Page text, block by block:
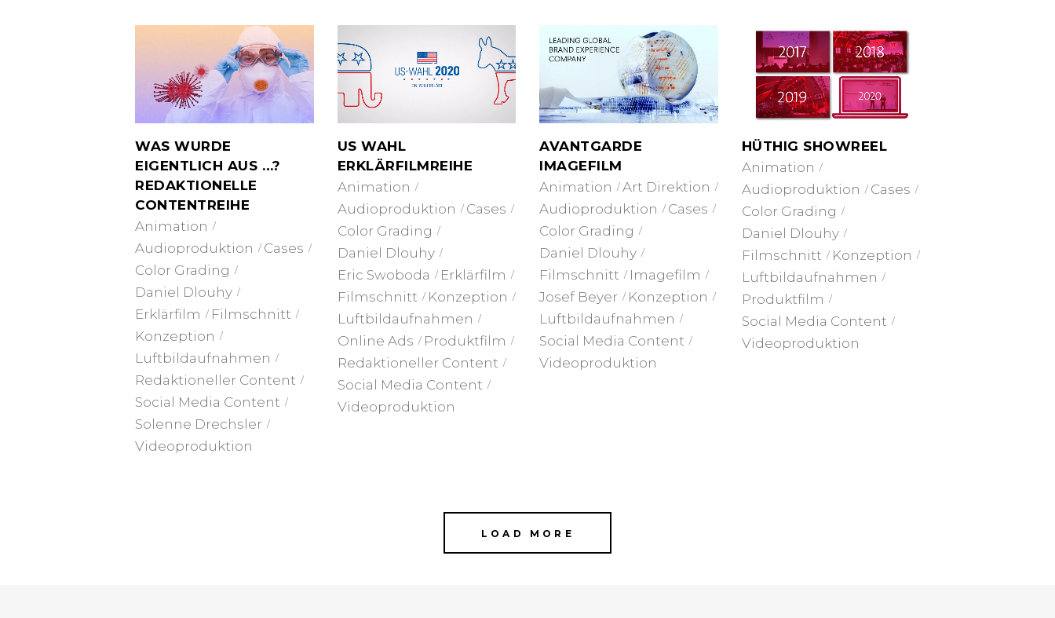
WAS WURDE
EIGENTLICH AUS …?
REDAKTIONELLE
CONTENTREIHE
Animation
Audioproduktion
Cases
Color Grading
Daniel Dlouhy
Erklärfilm
Filmschnitt
Konzeption
Luftbildaufnahmen
Redaktioneller Content
Social Media Content
Solenne Drechsler
Videoproduktion
US WAHL
ERKLÄRFILMREIHE
Animation
Audioproduktion
Cases
Color Grading
Daniel Dlouhy
Eric Swoboda
Erklärfilm
Filmschnitt
Konzeption
Luftbildaufnahmen
Online Ads
Produktfilm
Redaktioneller Content
Social Media Content
Videoproduktion
AVANTGARDE
IMAGEFILM
Animation
Art Direktion
Audioproduktion
Cases
Color Grading
Daniel Dlouhy
Filmschnitt
Imagefilm
Josef Beyer
Konzeption
Luftbildaufnahmen
Social Media Content
Videoproduktion
HÜTHIG SHOWREEL
Animation
Audioproduktion
Cases
Color Grading
Daniel Dlouhy
Filmschnitt
Konzeption
Luftbildaufnahmen
Produktfilm
Social Media Content
Videoproduktion
LOAD MORE